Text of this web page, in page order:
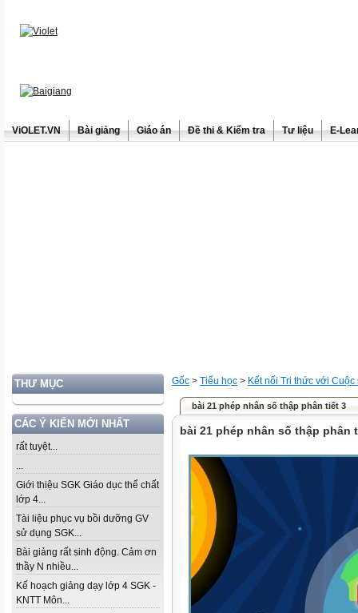
ViOLET.VN Bài giảng Giáo án Đề thi & Kiểm tra Tư liệu E-
THƯ MỤC
CÁC Ý KIẾN MỚI NHẤT
rất tuyệt...
...
Giới thiệu SGK Giáo dục thể chất
lớp 4...
Tài liệu phục vụ bồi dưỡng GV
sử dụng SGK...
Bài giảng rất sinh động. Cảm ơn
thầy N nhiều...
Kế hoạch giảng dạy lớp 4 SGK -
KNTT Môn...
Gốc > Tiểu học > Kết nối Tri thức với Cuộc
bài 21 phép nhân số thập phân tiết 3
bài 21 phép nhân số thập phân